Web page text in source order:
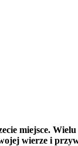
miejsce.
wierze i